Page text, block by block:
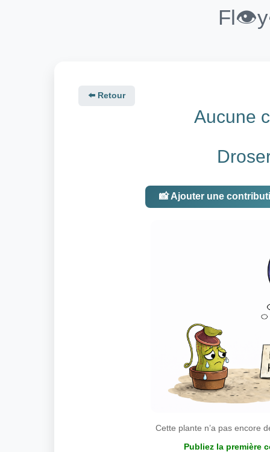
⬅️ Retour
Aucune
📸 Ajouter une
Cette plante n’a pas encore
Publiez la première